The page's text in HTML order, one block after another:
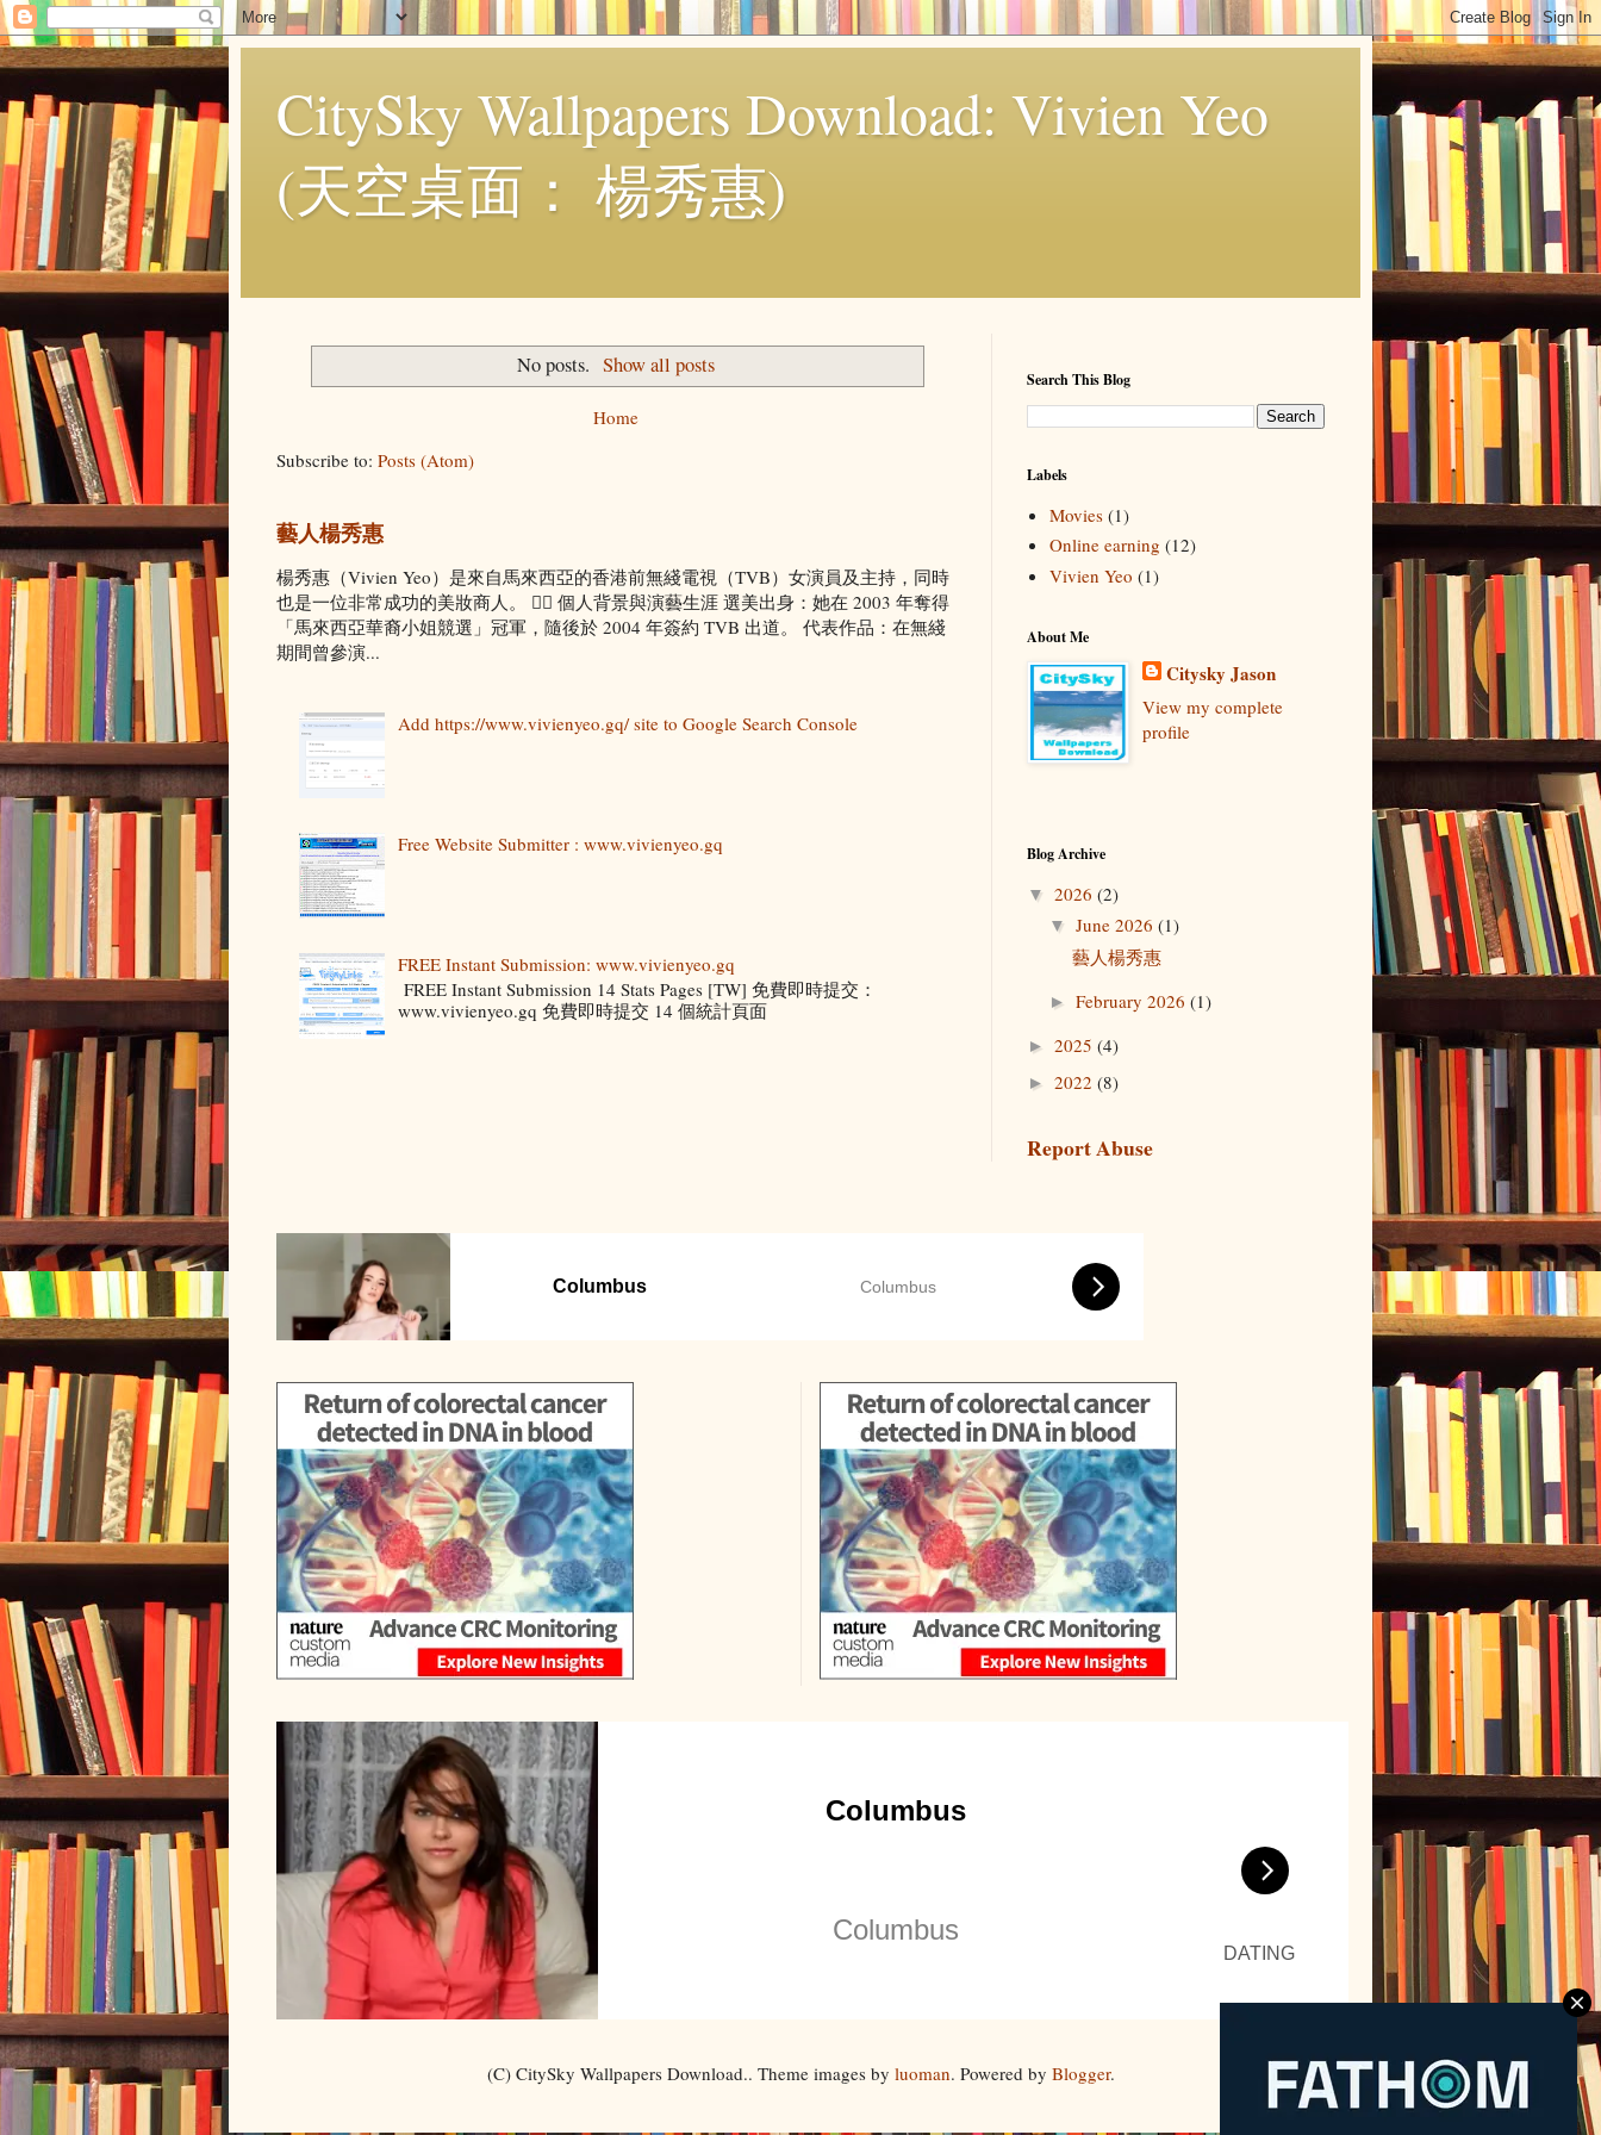
CitySky Wallpapers Download: Vivien Yeo
(天空桌面： 楊秀惠)
No posts. Show all posts
Home
Subscribe to: Posts (Atom)
藝人楊秀惠
楊秀惠（Vivien Yeo）是來自馬來西亞的香港前無綫電視（TVB）女演員及主持，同時
也是一位非常成功的美妝商人。 🙋‍♀️ 個人背景與演藝生涯 選美出身：她在 2003 年奪得
「馬來西亞華裔小姐競選」冠軍，隨後於 2004 年簽約 TVB 出道。 代表作品：在無綫
期間曾參演...
Add https://www.vivienyeo.gq/ site to Google Search Console
Free Website Submitter : www.vivienyeo.gq
FREE Instant Submission: www.vivienyeo.gq
FREE Instant Submission 14 Stats Pages [TW] 免費即時提交：
www.vivienyeo.gq 免費即時提交 14 個統計頁面
Search This Blog
Labels
Movies (1)
Online earning (12)
Vivien Yeo (1)
About Me
Citysky Jason
View my complete
profile
Blog Archive
▼ 2026 (2)
▼ June 2026 (1)
藝人楊秀惠
► February 2026 (1)
► 2025 (4)
► 2022 (8)
Report Abuse
(C) CitySky Wallpapers Download.. Theme images by luoman. Powered by Blogger.